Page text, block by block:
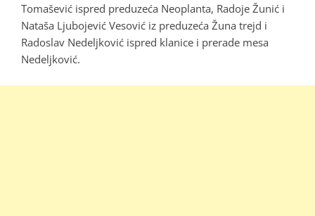
Tomašević ispred preduzeća Neoplanta, Radoje Žunić i
Nataša Ljubojević Vesović iz preduzeća Žuna trejd i
Radoslav Nedeljković ispred klanice i prerade mesa
Nedeljković.